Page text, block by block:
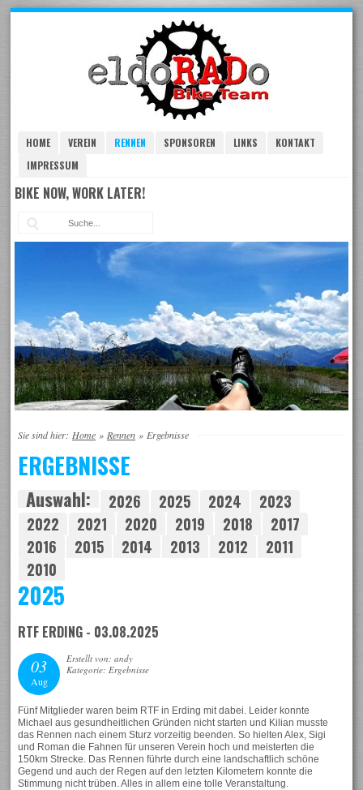
HOME VEREIN RENNEN SPONSOREN LINKS
KONTAKT
IMPRESSUM
BIKE NOW, WORK LATER!
Sie sind hier: Home » Rennen » Ergebnisse
ERGEBNISSE
Auswahl: 2026 2025 2024
2023
2022
2021 2020 2019 2018
2017
2016
2015 2014 2013 2012
2011
2010
2025
RTF ERDING - 03.08.2025
03
Aug
Erstellt von: andy
Kategorie: Ergebnisse
Fünf Mitglieder waren beim RTF in Erding mit dabei. Leider konnte
Michael aus gesundheitlichen Gründen nicht starten und Kilian musste
das Rennen nach einem Sturz vorzeitig beenden. So hielten Alex, Sigi
und Roman die Fahnen für unseren Verein hoch und meisterten die
150km Strecke. Das Rennen führte durch eine landschaftlich schöne
Gegend und auch der Regen auf den letzten Kilometern konnte die
Stimmung nicht trüben. Alles in allem eine tolle Veranstaltung.